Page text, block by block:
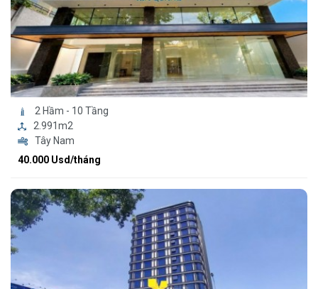
2 Hầm - 10 Tầng
2.991m2
Tây Nam
40.000 Usd/tháng